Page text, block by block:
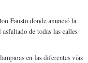
Fausto donde anunció la
de todas las calles
en las diferentes vías